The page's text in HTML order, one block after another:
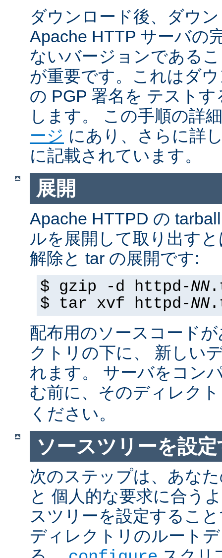
ダウンロード後、ダウ
Apache HTTP サーバの
ないバージョンである
が重要です。これはダ
の PGP 署名を テスト
します。 この手順の詳
ージ にあり、さらに詳
に記載されています。
展開
Apache HTTPD の
ルを展開して取り出す
解除と tar の展開です:
$ gzip -d httpd-NN
$ tar xvf httpd-NN
配布用のソースコード
クトリの下に、 新しい
れます。 サーバをコン
む前に、そのディレク
ください。
ソースツリーを設
次のステップは、あな
と 個人的な要求に合う
スツリーを設定するこ
ディレクトリのルート